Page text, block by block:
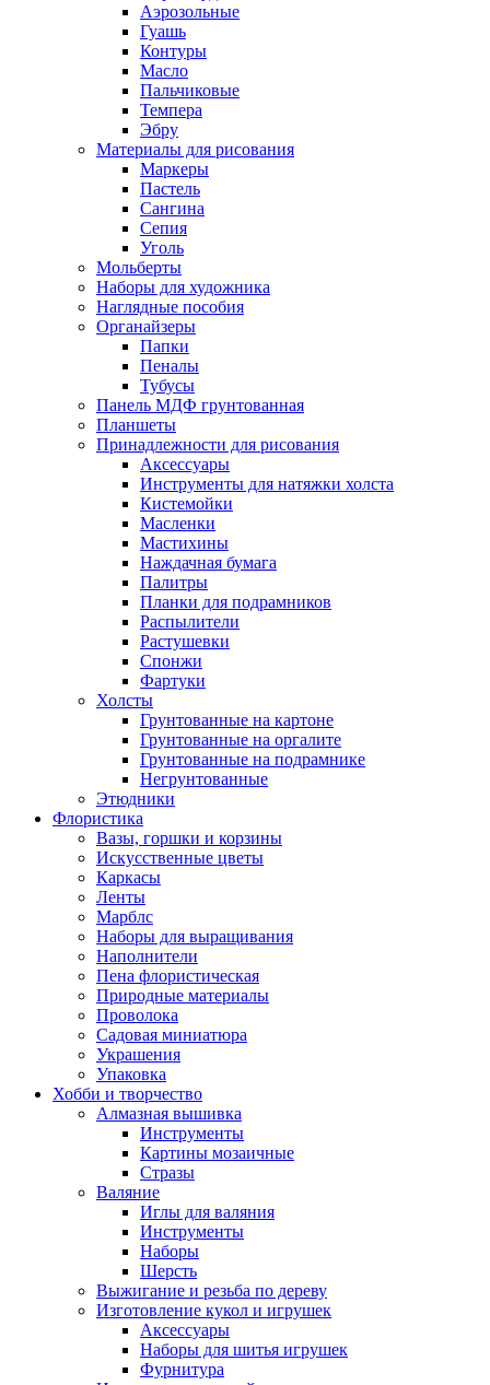
Аэрозольные
Гуашь
Контуры
Масло
Пальчиковые
Темпера
Эбру
Материалы для рисования
Маркеры
Пастель
Сангина
Сепия
Уголь
Мольберты
Наборы для художника
Наглядные пособия
Органайзеры
Папки
Пеналы
Тубусы
Панель МДФ грунтованная
Планшеты
Принадлежности для рисования
Аксессуары
Инструменты для натяжки холста
Кистемойки
Масленки
Мастихины
Наждачная бумага
Палитры
Планки для подрамников
Распылители
Растушевки
Спонжи
Фартуки
Холсты
Грунтованные на картоне
Грунтованные на оргалите
Грунтованные на подрамнике
Негрунтованные
Этюдники
Флористика
Вазы, горшки и корзины
Искусственные цветы
Каркасы
Ленты
Марблс
Наборы для выращивания
Наполнители
Пена флористическая
Природные материалы
Проволока
Садовая миниатюра
Украшения
Упаковка
Хобби и творчество
Алмазная вышивка
Инструменты
Картины мозаичные
Стразы
Валяние
Иглы для валяния
Инструменты
Наборы
Шерсть
Выжигание и резьба по дереву
Изготовление кукол и игрушек
Аксессуары
Наборы для шитья игрушек
Фурнитура